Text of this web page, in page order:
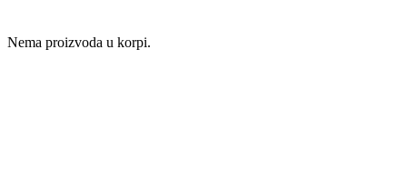
Nema proizvoda u korpi.